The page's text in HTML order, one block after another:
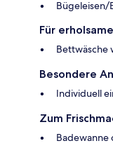
Bügeleisen/
Für
Bettwäsche
Besondere
Individuell
Zum
Badewanne